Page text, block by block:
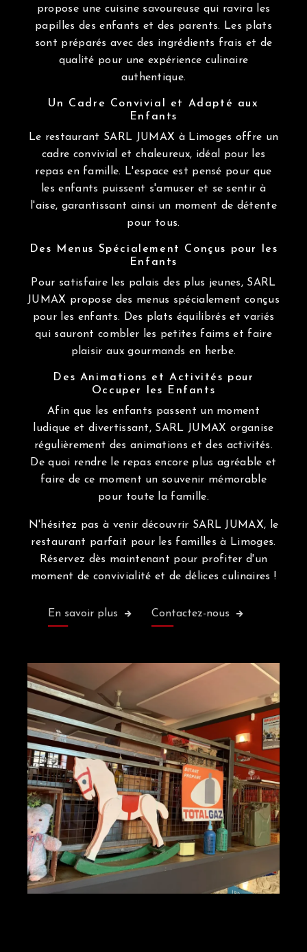
propose une cuisine savoureuse qui ravira les
papilles des enfants et des parents. Les plats
sont préparés avec des ingrédients frais et de
qualité pour une expérience culinaire
authentique.
Un Cadre Convivial et Adapté aux
Enfants
Le restaurant SARL JUMAX à Limoges offre un
cadre convivial et chaleureux, idéal pour les
repas en famille. L'espace est pensé pour que
les enfants puissent s'amuser et se sentir à
l'aise, garantissant ainsi un moment de détente
pour tous.
Des Menus Spécialement Conçus pour les
Enfants
Pour satisfaire les palais des plus jeunes, SARL
JUMAX propose des menus spécialement conçus
pour les enfants. Des plats équilibrés et variés
qui sauront combler les petites faims et faire
plaisir aux gourmands en herbe.
Des Animations et Activités pour
Occuper les Enfants
Afin que les enfants passent un moment
ludique et divertissant, SARL JUMAX organise
régulièrement des animations et des activités.
De quoi rendre le repas encore plus agréable et
faire de ce moment un souvenir mémorable
pour toute la famille.
N'hésitez pas à venir découvrir SARL JUMAX, le
restaurant parfait pour les familles à Limoges.
Réservez dès maintenant pour profiter d'un
moment de convivialité et de délices culinaires !
En savoir plus Contactez-nous